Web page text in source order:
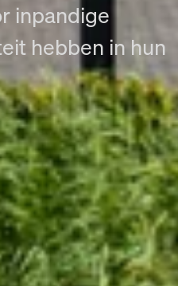
inpandige
hebben in hun
door netcongestie, hoge